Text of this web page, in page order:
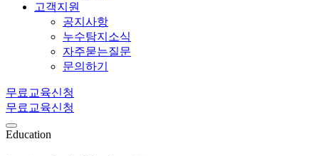
고객지원
공지사항
누수탐지소식
자주묻는질문
문의하기
무료교육신청
무료교육신청
Education